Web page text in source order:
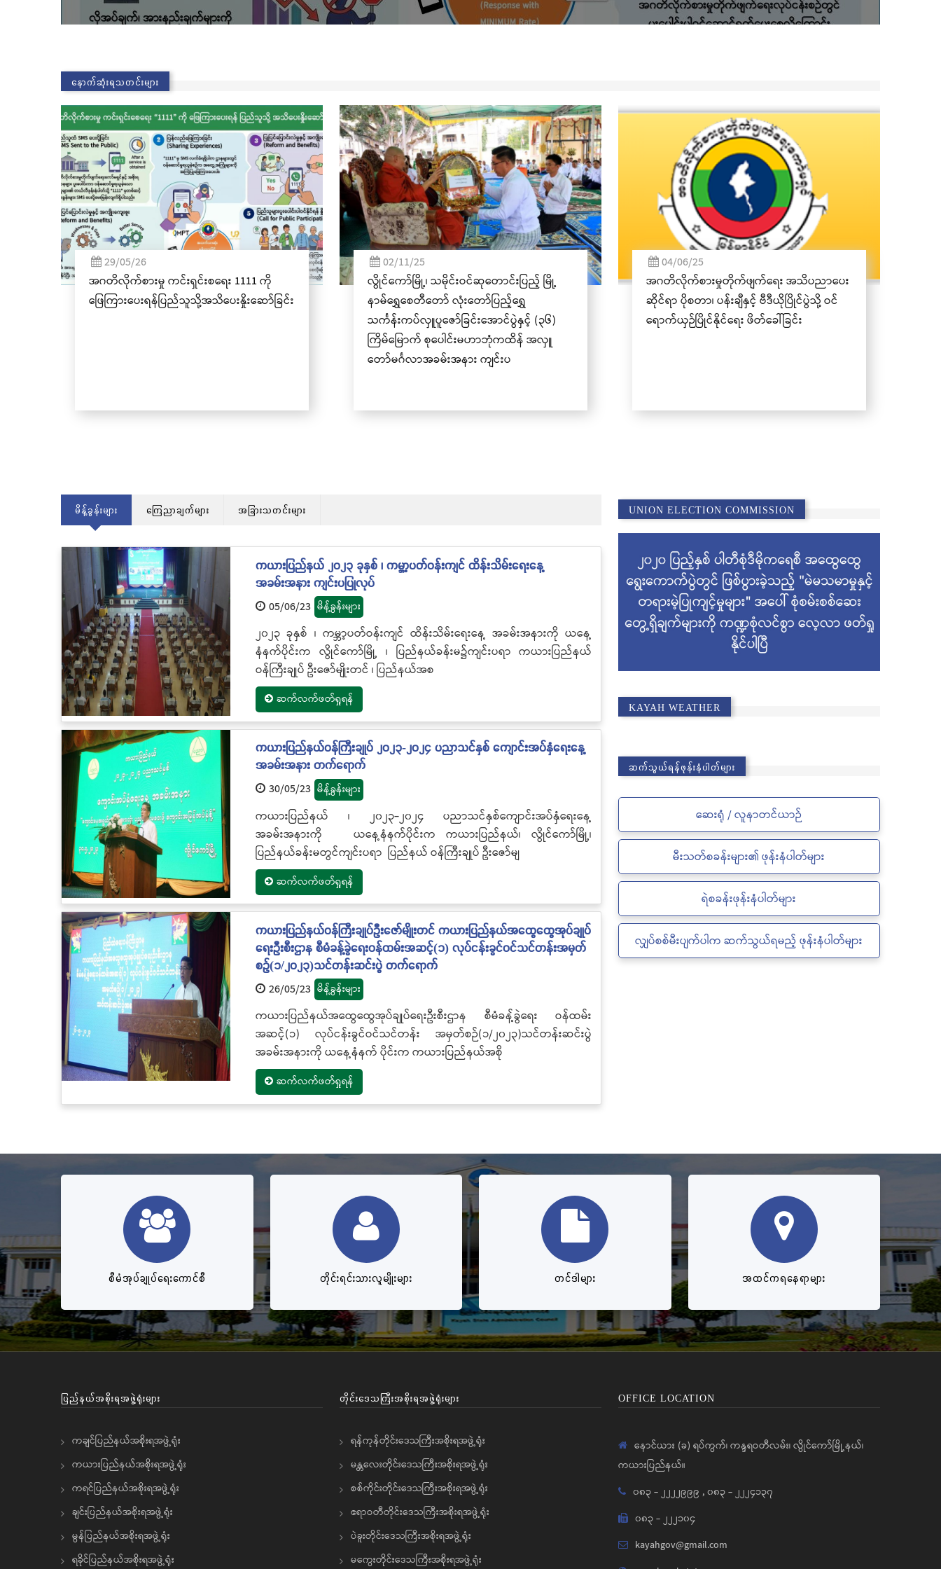
(၃၆)ကြိမ်မြောက် စုပေါ
နောက်ဆုံးရသတင်းများ
လွိုင်ကော်မြို့၊ သမိုင်းဝင်ဆုတောင်းပြည့် မြို့
နာမ်ရွှေစေတီတော် လုံးတော်ပြည့်ရွှေ
အဂတိလိုက်စားမှုတိုက်ဖျက်ရေး အသိပညာပေး
ဆိုင်ရာ ပိုစတာ၊ ပန်းချီနှင့် ဗီဒီယိုပြိုင်ပွဲသို့ ဝင်
ရောက်ယှဉ်ပြိုင်နိုင်ရေး ဖိတ်ခေါ်ခြင်း
ဦးစီးဌာန၏ (၃၅)ကြိမ်မြောက် နှစ်ပတ်လည်နေ့
အထိမ်းအမှတ် အခမ်းအနား လွိုင်ကော်
မြို့၌ကျင်းပ
မိန့်ခွန်းများ ကြေညာချက်များ အခြားသတင်းများ
ကယားပြည်နယ် ၂၀၂၃ ခုနှစ် ၊ ကမ္ဘာ့ပတ်ဝန်းကျင် ထိန်းသိမ်းရေးနေ့
အခမ်းအနား ကျင်းပပြုလုပ်
05/06/23 မိန့်ခွန်းများ
၂၀၂၃ ခုနှစ် ၊ ကမ္ဘာ့ပတ်ဝန်းကျင် ထိန်းသိမ်းရေးနေ့ အခမ်းအနားကို ယနေ့
နံနက်ပိုင်းက လွိုင်ကော်မြို့ ၊ ပြည်နယ်ခန်းမ၌ကျင်းပရာ ကယားပြည်နယ်
ဝန်ကြီးချုပ် ဦးဇော်မျိုးတင် ၊ ပြည်နယ်အစ
ဆက်လက်ဖတ်ရှုရန်
ကယားပြည်နယ်ဝန်ကြီးချုပ် ၂၀၂၃-၂၀၂၄ ပညာသင်နှစ် ကျောင်းအပ်နှံရေးနေ့
အခမ်းအနား တက်ရောက်
30/05/23 မိန့်ခွန်းများ
ကယားပြည်နယ် ၊ ၂၀၂၃-၂၀၂၄ ပညာသင်နှစ်ကျောင်းအပ်နှံရေးနေ့
အခမ်းအနားကို ယနေ့နံနက်ပိုင်းက ကယားပြည်နယ်၊ လွိုင်ကော်မြို့၊
ပြည်နယ်ခန်းမတွင်ကျင်းပရာ ပြည်နယ် ဝန်ကြီးချုပ် ဦးဇော်မျ
ဆက်လက်ဖတ်ရှုရန်
ကယားပြည်နယ်ဝန်ကြီးချုပ်ဦးဇော်မျိုးတင် ကယားပြည်နယ်အထွေထွေအုပ်ချုပ်
ရေးဦးစီးဌာန စီမံခန့်ခွဲရေးဝန်ထမ်းအဆင့်(၁) လုပ်ငန်းခွင်ဝင်သင်တန်းအမှတ်
စဉ်(၁/၂၀၂၃)သင်တန်းဆင်းပွဲ တက်ရောက်
26/05/23 မိန့်ခွန်းများ
ကယားပြည်နယ်အထွေထွေအုပ်ချုပ်ရေးဦးစီးဌာန စီမံခန့်ခွဲရေး ဝန်ထမ်း
အဆင့်(၁) လုပ်ငန်းခွင်ဝင်သင်တန်း အမှတ်စဉ်(၁/၂၀၂၃)သင်တန်းဆင်းပွဲ
အခမ်းအနားကို ယနေ့နံနက် ပိုင်းက ကယားပြည်နယ်အစို
ဆက်လက်ဖတ်ရှုရန်
UNION ELECTION COMMISSION
KAYAH WEATHER
ဆက်သွယ်ရန်ဖုန်းနံပါတ်များ
ဆေးရုံ / လူနာတင်ယာဉ်
မီးသတ်စခန်းများ၏ ဖုန်းနံပါတ်များ
ရဲစခန်းဖုန်းနံပါတ်များ
လျှပ်စစ်မီးပျက်ပါက ဆက်သွယ်ရမည့် ဖုန်းနံပါတ်များ
စီမံအုပ်ချုပ်ရေးကောင်စီ တိုင်းရင်းသားလူမျိုးများ တင်ဒါများ အထင်ကရနေရာများ
ပြည်နယ်အစိုးရအဖွဲ့ရုံးများ
ကချင်ပြည်နယ်အစိုးရအဖွဲ့ရုံး
ကယားပြည်နယ်အစိုးရအဖွဲ့ရုံး
ကရင်ပြည်နယ်အစိုးရအဖွဲ့ရုံး
ချင်းပြည်နယ်အစိုးရအဖွဲ့ရုံး
မွန်ပြည်နယ်အစိုးရအဖွဲ့ရုံး
ရခိုင်ပြည်နယ်အစိုးရအဖွဲ့ရုံး
တိုင်းဒေသကြီးအစိုးရအဖွဲ့ရုံးများ
ရန်ကုန်တိုင်းဒေသကြီးအစိုးရအဖွဲ့ရုံး
မန္တလေးတိုင်းဒေသကြီးအစိုးရအဖွဲ့ရုံး
စစ်ကိုင်းတိုင်းဒေသကြီးအစိုးရအဖွဲ့ရုံး
ဧရာဝတီတိုင်းဒေသကြီးအစိုးရအဖွဲ့ရုံး
ပဲခူးတိုင်းဒေသကြီးအစိုးရအဖွဲ့ရုံး
မကွေးတိုင်းဒေသကြီးအစိုးရအဖွဲ့ရုံး
OFFICE LOCATION
နောင်ယား (ခ) ရပ်ကွက်၊ ကန္ဒရဝတီလမ်း၊ လွိုင်ကော်မြို့နယ်၊
ကယားပြည်နယ်။
၀၈၃ - ၂၂၂၂၉၉၉ ,၀၈၃ - ၂၂၂၄၁၃၇
၀၈၃ - ၂၂၂၁၀၄
kayahgov@gmail.com